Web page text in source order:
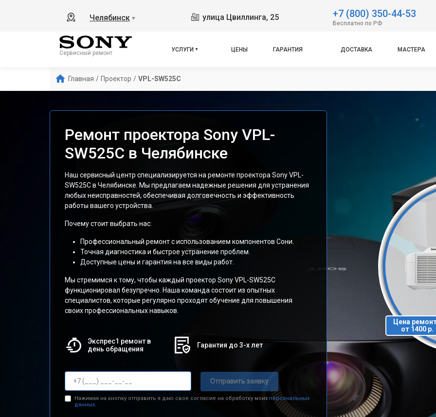
Челябинск ▼ улица Цвиллинга, 25 +7 (800) 350-44-53
Бесплатно по РФ
Сервисный ремонт
УСЛУГИ ЦЕНЫ ГАРАНТИЯ ДОСТАВКА МАСТЕРА
Главная / Проектор / VPL-SW525C
Ремонт проектора Sony VPL-
SW525C в Челябинске
Наш сервисный центр специализируется на ремонте проектора Sony VPL-
SW525C в Челябинске. Мы предлагаем надежные решения для устранения
любых неисправностей, обеспечивая долговечность и эффективность
работы вашего устройства.
Почему стоит выбрать нас:
Профессиональный ремонт с использованием компонентов Сони.
Точная диагностика и быстрое устранение проблем.
Доступные цены и гарантия на все виды работ.
Мы стремимся к тому, чтобы каждый проектор Sony VPL-SW525C
функционировал безупречно. Наша команда состоит из опытных
специалистов, которые регулярно проходят обучение для повышения
своих профессиональных навыков.
Экспрес1 ремонт в
день обращения
Гарантия до 3-х лет
Отправить заявку
Нажимая на кнопку отправить я даю свое согласие на обработку моих персональных
данных.
Цена
от 1400 р.